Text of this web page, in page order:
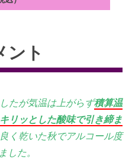
ント
たが気温は上がらず積算温
リッとした酸味で引き締ま
く乾いた秋でアルコール度
した。